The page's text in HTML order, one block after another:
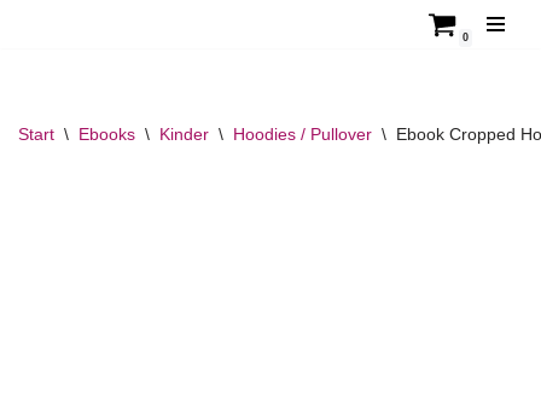
0
Start \ Ebooks \ Kinder \ Hoodies / Pullover \ Ebook Cropped